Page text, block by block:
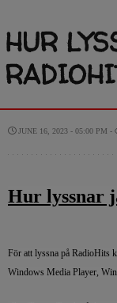
HUR
JUNE 16, 2023 - 05:00 PM -
Hur lyssnar
För att lyssna på RadioHits
Windows Media Player,